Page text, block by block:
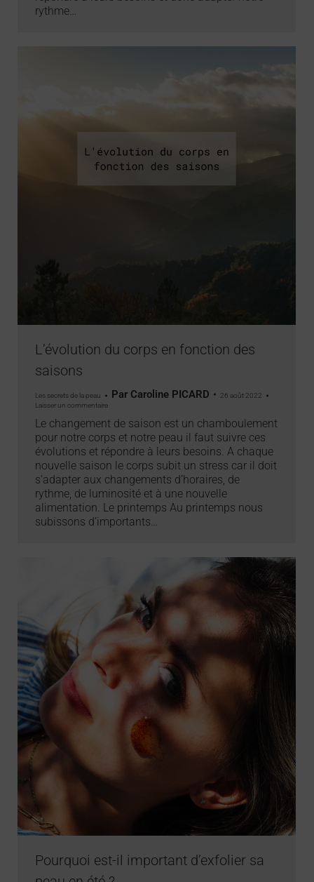
rythme…
L’évolution du corps en fonction des
saisons
Les secrets de la peau Par Caroline PICARD
26 août 2022
Laisser un commentaire
Le changement de saison est un chamboulement
pour notre corps et notre peau il faut suivre ces
évolutions et répondre à leurs besoins. A chaque
nouvelle saison le corps subit un stress car il doit
s’adapter aux changements d’horaires, de
rythme, de luminosité et à une nouvelle
alimentation. Le printemps Au printemps nous
subissons d’importants…
Pourquoi est-il important d’exfolier sa